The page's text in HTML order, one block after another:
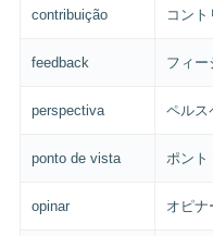
contribuição コント
feedback フィー
perspectiva ペルス
ponto de vista ポント
opinar オピナ